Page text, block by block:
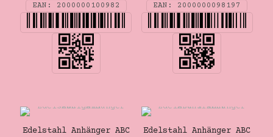
EAN: 2000000100982 EAN: 2000000098197
Edelstahl Anhänger ABC
Edelstahl Anhänger ABC